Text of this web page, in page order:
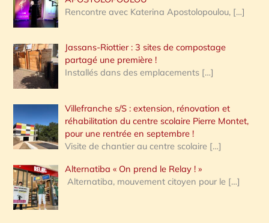
Rencontre avec Katerina Apostolopoulou, […]
Jassans-Riottier : 3 sites de compostage
partagé une première !
Installés dans des emplacements […]
Villefranche s/S : extension, rénovation et
réhabilitation du centre scolaire Pierre Montet,
pour une rentrée en septembre !
Visite de chantier au centre scolaire […]
Alternatiba « On prend le Relay ! »
Alternatiba, mouvement citoyen pour le […]